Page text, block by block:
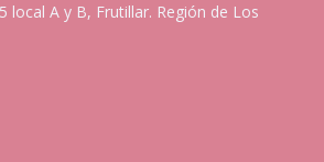
local A y B, Frutillar. Región de Los